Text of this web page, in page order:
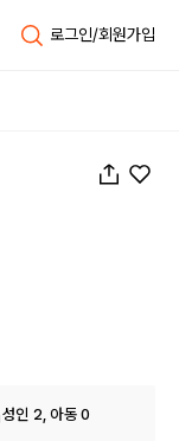
로그인/회원가입
성인 2, 아동 0